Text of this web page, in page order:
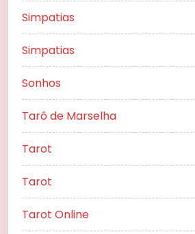
Simpatias
Simpatias
Sonhos
Tarô de Marselha
Tarot
Tarot
Tarot Online